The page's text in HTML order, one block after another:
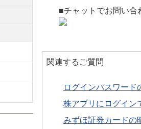
■チャットでお問い合
関連するご質問
ログインパスワード
株アプリにログイン
みずほ証券カードの